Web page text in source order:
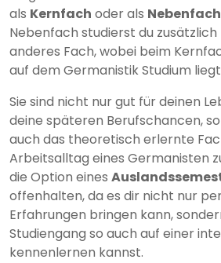
als Kernfach oder als Nebenfach
Nebenfach studierst du
anderes Fach, wobei beim
auf dem Germanistik Studium
Sie sind nicht nur gut für deinen
deine späteren Berufschancen,
auch das theoretisch erlernte
Arbeitsalltag eines Germanisten
die Option eines
offenhalten, da es dir nicht nur
Erfahrungen bringen kann,
Studiengang so auch auf einer
kennenlernen kannst.